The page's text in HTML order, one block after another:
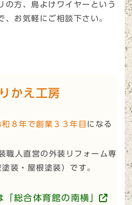
の方、鳥よけワイヤーという
、お気軽にご相談下さい。
かえ工房
和８年で創業３３年目 になる
職人直営の外装リフォーム専
塗装・屋根塗装）です。
「総合体育館の南横」